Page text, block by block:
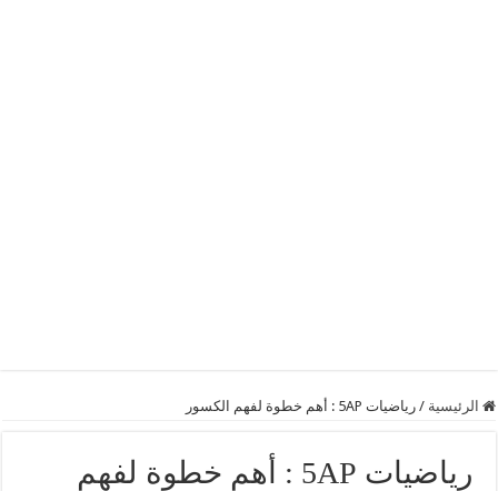
الرئيسية / رياضيات 5AP : أهم خطوة لفهم الكسور
رياضيات 5AP : أهم خطوة لفهم